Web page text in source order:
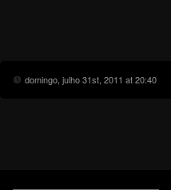
domingo, julho 31st, 2011 at 20:40